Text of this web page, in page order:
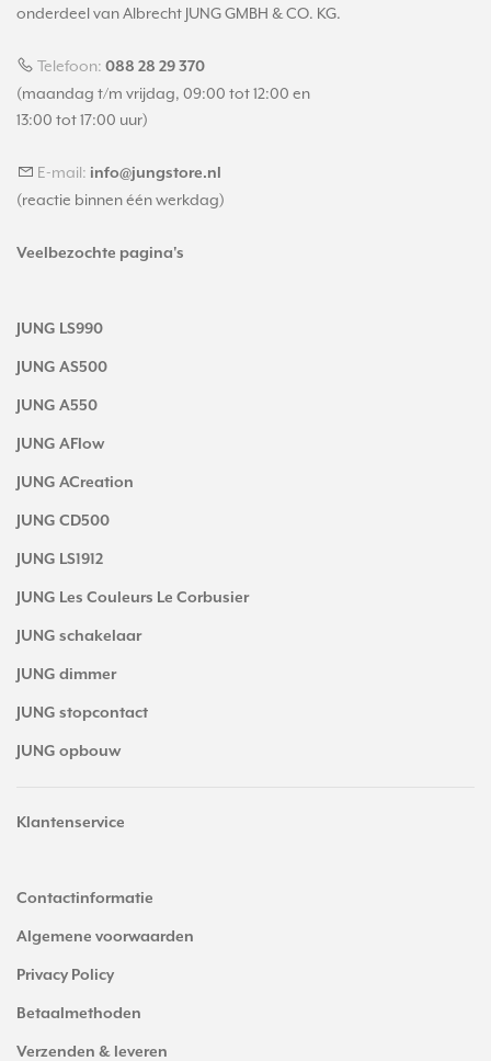
onderdeel van Albrecht JUNG GMBH & CO. KG.
Telefoon: 088 28 29 370
(maandag t/m vrijdag, 09:00 tot 12:00 en
13:00 tot 17:00 uur)
E-mail: info@jungstore.nl
(reactie binnen één werkdag)
Veelbezochte pagina's
JUNG LS990
JUNG AS500
JUNG A550
JUNG AFlow
JUNG ACreation
JUNG CD500
JUNG LS1912
JUNG Les Couleurs Le Corbusier
JUNG schakelaar
JUNG dimmer
JUNG stopcontact
JUNG opbouw
Klantenservice
Contactinformatie
Algemene voorwaarden
Privacy Policy
Betaalmethoden
Verzenden & leveren